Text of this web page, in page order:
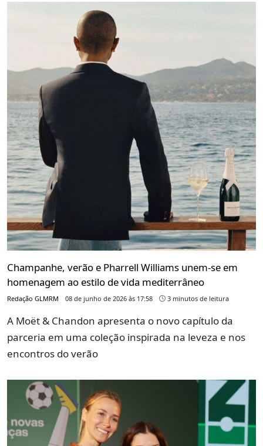
Champanhe, verão e Pharrell Williams unem-se em
homenagem ao estilo de vida mediterrâneo
Redação GLMRM 08 de junho de 2026 às 17:58 3 minutos de leitura
A Moët & Chandon apresenta o novo capítulo da
parceria em uma coleção inspirada na leveza e nos
encontros do verão